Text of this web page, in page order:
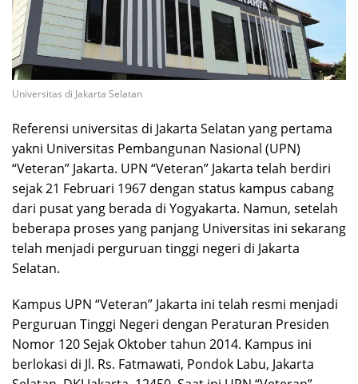
Universitas di Jakarta Selatan
Referensi universitas di Jakarta Selatan yang pertama
yakni Universitas Pembangunan Nasional (UPN)
“Veteran” Jakarta. UPN “Veteran” Jakarta telah berdiri
sejak 21 Februari 1967 dengan status kampus cabang
dari pusat yang berada di Yogyakarta. Namun, setelah
beberapa proses yang panjang Universitas ini sekarang
telah menjadi perguruan tinggi negeri di Jakarta
Selatan.
Kampus UPN “Veteran” Jakarta ini telah resmi menjadi
Perguruan Tinggi Negeri dengan Peraturan Presiden
Nomor 120 Sejak Oktober tahun 2014. Kampus ini
berlokasi di Jl. Rs. Fatmawati, Pondok Labu, Jakarta